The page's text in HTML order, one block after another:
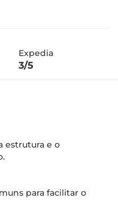
Expedia
3/5
estrutura e o
para facilitar o